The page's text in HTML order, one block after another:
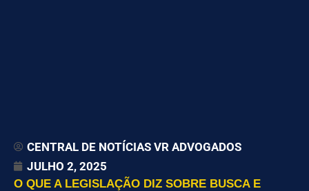
CENTRAL DE NOTÍCIAS VR ADVOGADOS
JULHO 2, 2025
O QUE A LEGISLAÇÃO DIZ SOBRE BUSCA E